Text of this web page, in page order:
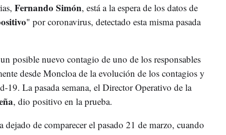
Fernando Simón, está a la espera de los datos de
" por coronavirus, detectado esta misma pasada
posible nuevo contagio de uno de los responsables
desde Moncloa de la evolución de los contagios y
19. La pasada semana, el Director Operativo de la
, dio positivo en la prueba.
de comparecer el pasado 21 de marzo, cuando